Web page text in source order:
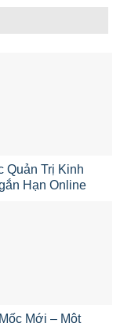
Quản Trị Kinh
Hạn Online
Mới – Một